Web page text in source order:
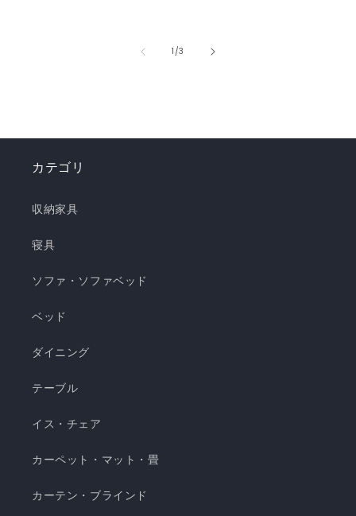
うな“ずっと触れていたくなる冷たさ”を実現しま
う！✨ ❄️強冷感リバーシブルケット ❄️強冷感リバ
き枕 ❄️強冷感3層ごろ寝マット ❄️強冷感ソファーパ
ッド ❄️強冷感極厚ラグ 🍃【New!!】通年使えるレ
ケット ・選べる4サイズ(ハーフ/シングル/セミダ
シブル仕様 ・柔らかくてとろっとしたくしゅくし
濯できてお手入れ簡単 瞬間避暑地 くしゅくしゅケ
暑地 くしゅくしゅケット SD...
1/の
3
カテゴリ
収納家具
寝具
ソファ・ソファベッド
ベッド
ダイニング
テーブル
イス・チェア
カーペット・マット・畳
カーテン・ブラインド